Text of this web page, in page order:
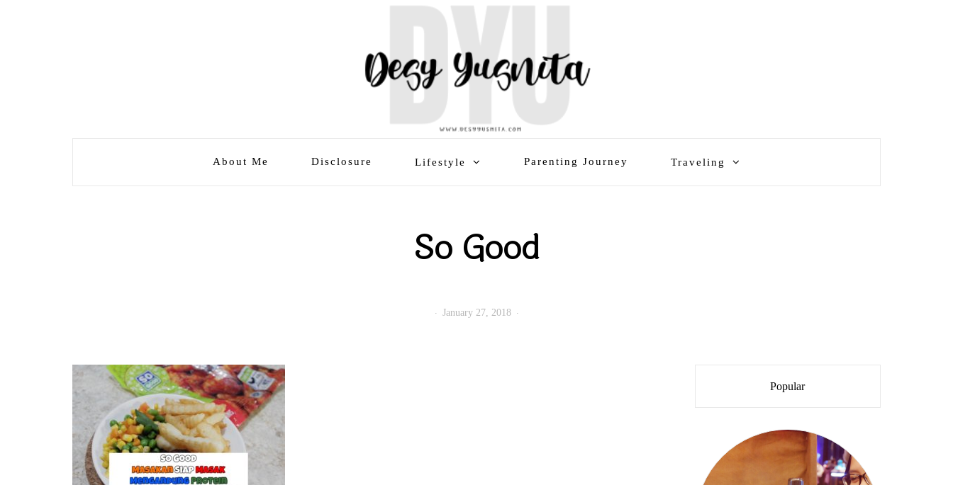
About Me Disclosure Lifestyle Parenting Journey Traveling
So Good
January 27, 2018
Popular